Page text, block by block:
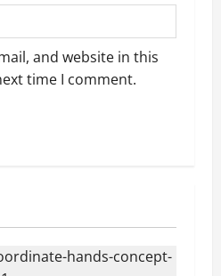
and website in this
time I comment.